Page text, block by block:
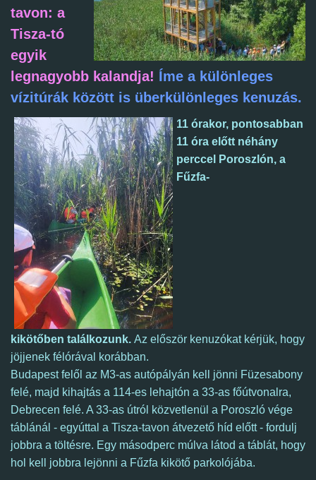
tavon: a
Tisza-tó
egyik
legnagyobb kalandja! Íme a különleges
vízitúrák között is überkülönleges kenuzás.
11 órakor, pontosabban
11 óra előtt néhány
perccel Poroszlón, a
Fűzfa-
kikötőben találkozunk. Az először kenuzókat kérjük, hogy
jöjjenek félórával korábban.
Budapest felől az M3-as autópályán kell jönni Füzesabony
felé, majd kihajtás a 114-es lehajtón a 33-as főútvonalra,
Debrecen felé. A 33-as útról közvetlenül a Poroszló vége
táblánál - egyúttal a Tisza-tavon átvezető híd előtt - fordulj
jobbra a töltésre. Egy másodperc múlva látod a táblát, hogy
hol kell jobbra lejönni a Fűzfa kikötő parkolójába.